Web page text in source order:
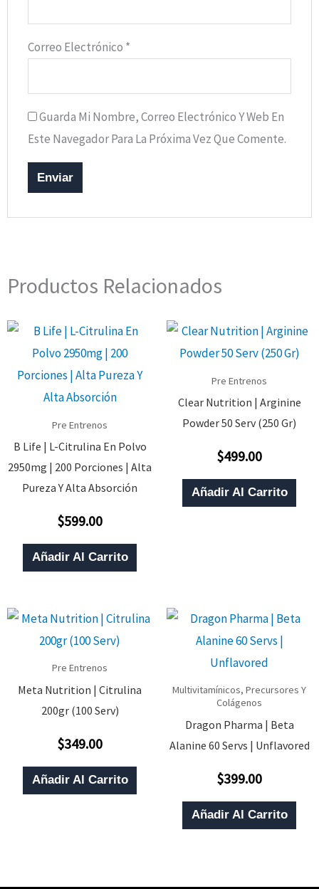
Correo Electrónico *
Guarda Mi Nombre, Correo Electrónico Y Web En
Este Navegador Para La Próxima Vez Que Comente.
Productos Relacionados
Pre Entrenos
B Life | L-Citrulina En Polvo
2950mg | 200 Porciones | Alta
Pureza Y Alta Absorción
Valorado
0
De
5
$599.00
Añadir Al Carrito
Pre Entrenos
Clear Nutrition | Arginine
Powder 50 Serv (250 Gr)
Valorado
0
De
5
$499.00
Añadir Al Carrito
Pre Entrenos
Meta Nutrition | Citrulina
200gr (100 Serv)
Valorado
0
De
5
$349.00
Añadir Al Carrito
Multivitamínicos, Precursores Y
Colágenos
Dragon Pharma | Beta
Alanine 60 Servs | Unflavored
Valorado
0
De
5
$399.00
Añadir Al Carrito